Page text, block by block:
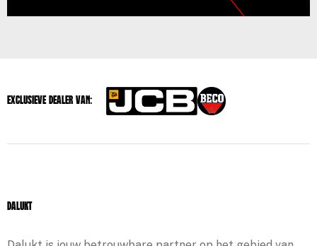
Exclusieve dealer van:
Dalukt